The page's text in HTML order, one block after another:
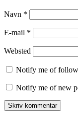
Navn *
E-mail *
Websted
Notify me of
Notify me of new